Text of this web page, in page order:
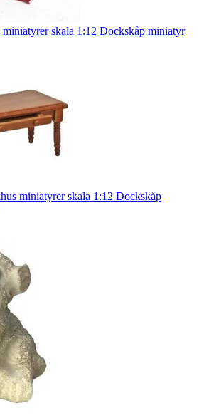
skala 1:12 Dockskåp miniatyr
miniatyrer skala 1:12 Dockskåp